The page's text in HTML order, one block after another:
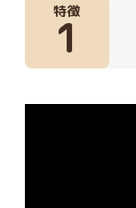
特徴
1